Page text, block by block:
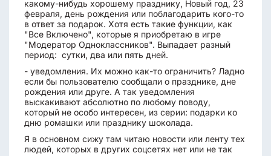
какому-нибудь хорошему празднику, Новый год, 23
февраля, день рождения или поблагодарить кого-то
в ответ за подарок. Хотя есть такие функции, как
"Все Включено", которые я приобретаю в игре
"Модератор Одноклассников". Выпадает разный
период: сутки, два или пять дней.
- уведомления. Их можно как-то ограничить? Ладно
если бы пользователю сообщали о празднике, дне
рождения или друге. А так уведомления
выскакивают абсолютно по любому поводу,
который не особо интересен, из серии: подарки ко
дню ромашки или празднику шоколада.
Я в основном сижу там читаю новости или ленту тех
людей, которых в других соцсетях нет или не так